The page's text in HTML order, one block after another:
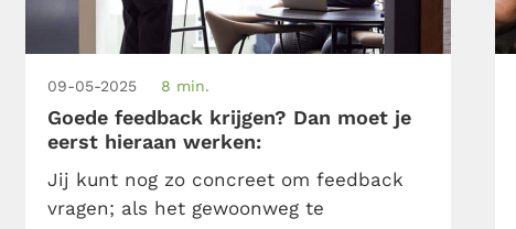
09-05-2025 8 min.
Goede feedback krijgen? Dan moet je
eerst hieraan werken:
Jij kunt nog zo concreet om feedback
vragen; als het gewoonweg te